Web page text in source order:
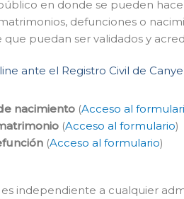
en donde se pueden
defunciones o
puedan ser validados y
ante el Registro Civil de
nacimiento(Acceso al
(Acceso al formulario)
(Acceso al formulario)
independiente a cualquier